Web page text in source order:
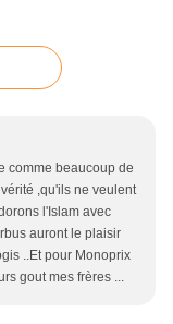
comme beaucoup de
,qu'ils ne veulent
l'Islam avec
auront le plaisir
..Et pour Monoprix
gout mes frères ...